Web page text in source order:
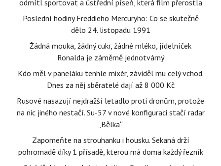
odmítl sportovat a ústřední píseň, která film přerostla
Poslední hodiny Freddieho Mercuryho: Co se skutečně
dělo 24. listopadu 1991
Žádná mouka, žádný cukr, žádné mléko, jídelníček
Ronalda je záměrně jednotvárný
Kdo měl v paneláku tenhle mixér, záviděl mu celý vchod.
Dnes za něj sběratelé dají až 8 000 Kč
Rusové nasazují nejdražší letadlo proti dronům, protože
na nic jiného nestačí. Su-57 v nové konfiguraci stačí radar
„Bělka“
Zapomeňte na strouhanku i housku. Sekaná drží
pohromadě díky 1 přísadě, kterou má doma každý řezník